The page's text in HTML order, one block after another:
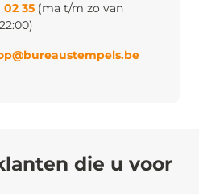
02 35 (ma t/m zo van
die u voor